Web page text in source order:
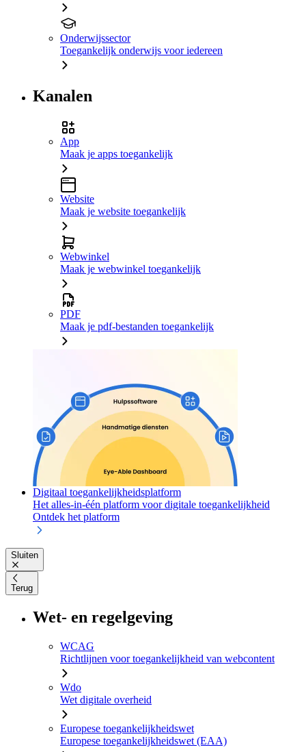
Onderwijssector
Toegankelijk onderwijs voor iedereen
Kanalen
App
Maak je apps toegankelijk
Website
Maak je website toegankelijk
Webwinkel
Maak je webwinkel toegankelijk
PDF
Maak je pdf-bestanden toegankelijk
Digitaal toegankelijkheidsplatform
Het alles-in-één platform voor digitale toegankelijkheid
Ontdek het platform
Sluiten
Terug
Wet- en regelgeving
WCAG
Richtlijnen voor toegankelijkheid van webcontent
Wdo
Wet digitale overheid
Europese toegankelijkheidswet
Europese toegankelijkheidswet (EAA)